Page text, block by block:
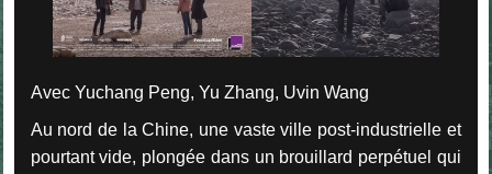
Avec Yuchang Peng, Yu Zhang, Uvin Wang
Au nord de la Chine, une vaste ville post-industrielle et
pourtant vide, plongée dans un brouillard perpétuel qui